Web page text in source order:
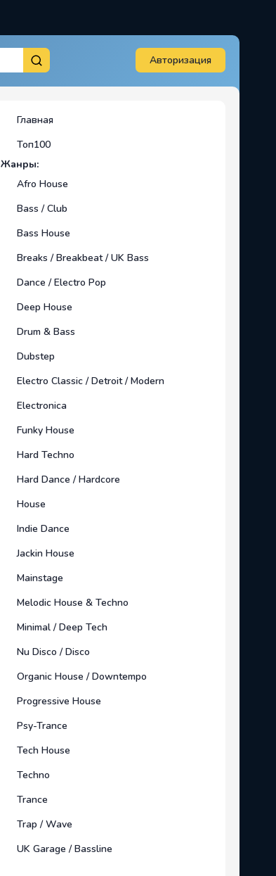
Авторизация
Главная
Топ100
Жанры:
Afro House
Bass / Club
Bass House
Breaks / Breakbeat / UK Bass
Dance / Electro Pop
Deep House
Drum & Bass
Dubstep
Electro Classic / Detroit / Modern
Electronica
Funky House
Hard Techno
Hard Dance / Hardcore
House
Indie Dance
Jackin House
Mainstage
Melodic House & Techno
Minimal / Deep Tech
Nu Disco / Disco
Organic House / Downtempo
Progressive House
Psy-Trance
Tech House
Techno
Trance
Trap / Wave
UK Garage / Bassline